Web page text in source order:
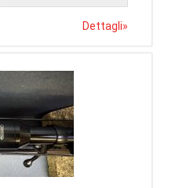
Dettagli»